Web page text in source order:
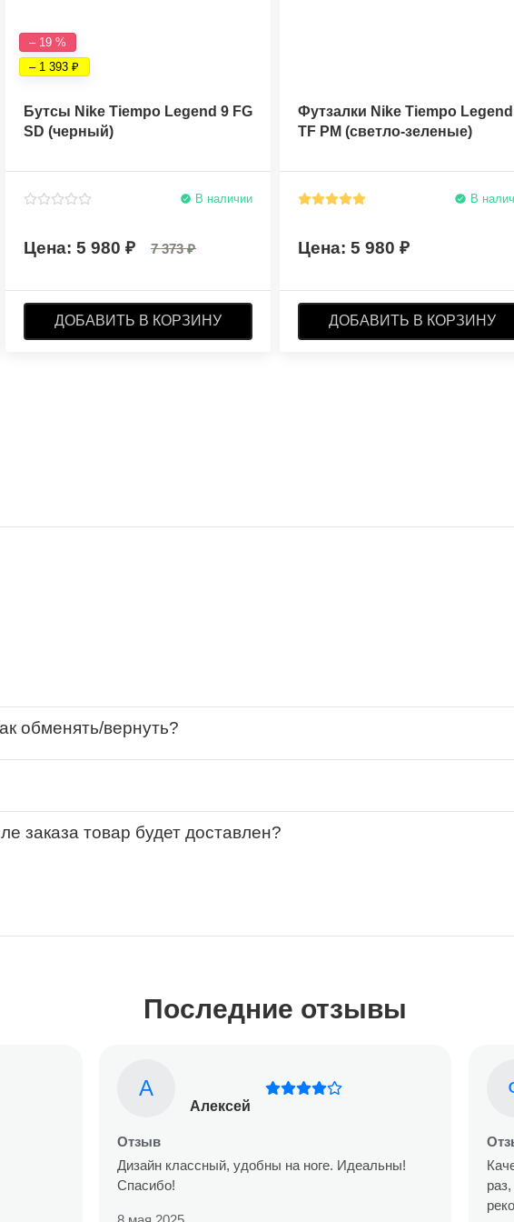
– 19 %
– 1 393
Бутсы Nike Tiempo Legend 9 FG
SD (черный)
В наличии
5 980 7 373
ДОБАВИТЬ В КОРЗИНУ
Футзалки Nike Tiempo
TF PM (светло-зеленые)
В
5 980
ДОБАВИТЬ В КОРЗИНУ
обменять/вернуть?
заказа товар будет доставлен?
Последние отзывы
А
Алексей
Отзыв
Дизайн классный, удобны на ноге. Идеальны!
Спасибо!